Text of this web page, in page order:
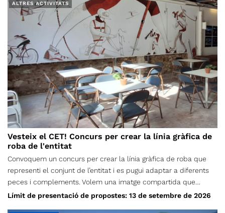
ALTRES ACTIVITATS
Vesteix el CET! Concurs per crear la línia gràfica de
roba de l'entitat
Convoquem un concurs per crear la línia gràfica de roba que
representi el conjunt de l’entitat i es pugui adaptar a diferents
peces i complements. Volem una imatge compartida que
puguem portar persones de totes les edats, seccions i vocalies;
Límit de presentació de propostes: 13 de setembre de 2026